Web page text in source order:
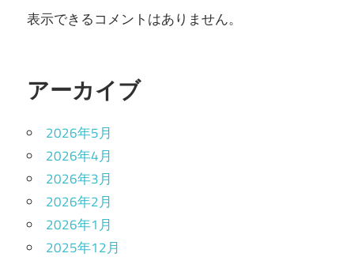
表示できるコメントはありません。
アーカイブ
2026年5月
2026年4月
2026年3月
2026年2月
2026年1月
2025年12月